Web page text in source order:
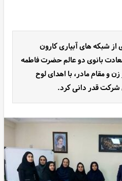
شبکه های آبیاری کارون
بانوی دو عالم حضرت فاطمه
مقام مادر، با اهدای لوح
شرکت قدر دانی کرد.